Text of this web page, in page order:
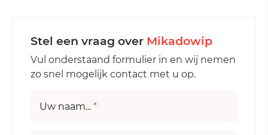
Stel een vraag over Mikadowip
Vul onderstaand formulier in en wij nemen
zo snel mogelijk contact met u op.
Uw naam... *